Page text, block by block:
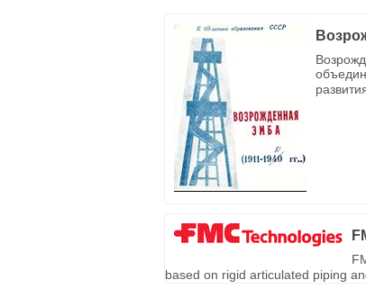
based on rigid articulated piping